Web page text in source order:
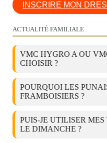
INSCRIRE MON
ACTUALITÉ FAMILIALE
VMC HYGRO A OU
CHOISIR ?
POURQUOI LES
FRAMBOISIERS ?
PUIS-JE UTILISER
LE DIMANCHE ?